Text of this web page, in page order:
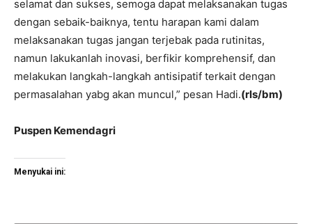
selamat dan sukses, semoga dapat melaksanakan tugas
dengan sebaik-baiknya, tentu harapan kami dalam
melaksanakan tugas jangan terjebak pada rutinitas,
namun lakukanlah inovasi, berfikir komprehensif, dan
melakukan langkah-langkah antisipatif terkait dengan
permasalahan yabg akan muncul,” pesan Hadi.(rls/bm)
Puspen Kemendagri
Menyukai ini: